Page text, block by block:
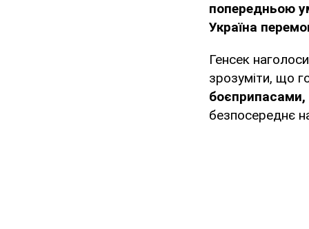
попередньою
Україна
Генсек
зрозуміти, що
боєприпасами,
безпосереднє